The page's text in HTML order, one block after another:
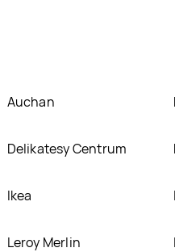
Auchan
Delikatesy Centrum
Ikea
Leroy Merlin